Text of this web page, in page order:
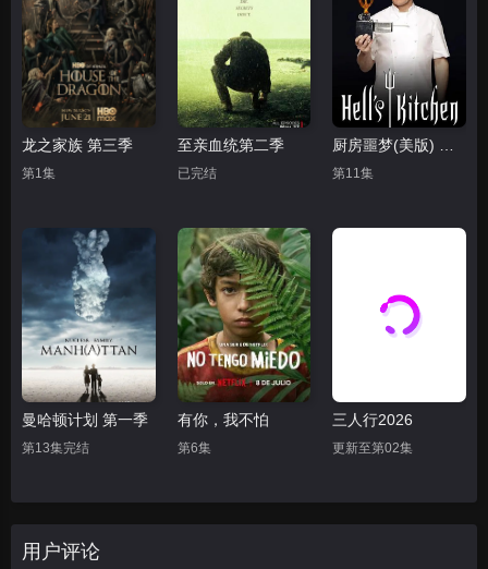
龙之家族 第三季
第1集
至亲血统第二季
已完结
厨房噩梦(美版) 第九季
第11集
曼哈顿计划 第一季
第13集完结
有你，我不怕
第6集
三人行2026
更新至第02集
用户评论